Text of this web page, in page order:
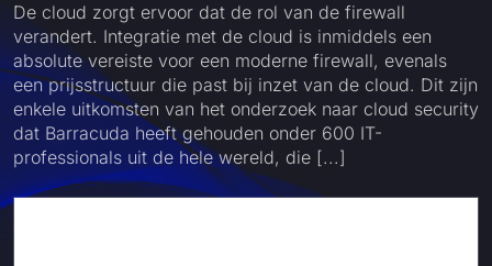
De cloud zorgt ervoor dat de rol van de firewall
verandert. Integratie met de cloud is inmiddels een
absolute vereiste voor een moderne firewall, evenals
een prijsstructuur die past bij inzet van de cloud. Dit zijn
enkele uitkomsten van het onderzoek naar cloud security
dat Barracuda heeft gehouden onder 600 IT-
professionals uit de hele wereld, die [...]